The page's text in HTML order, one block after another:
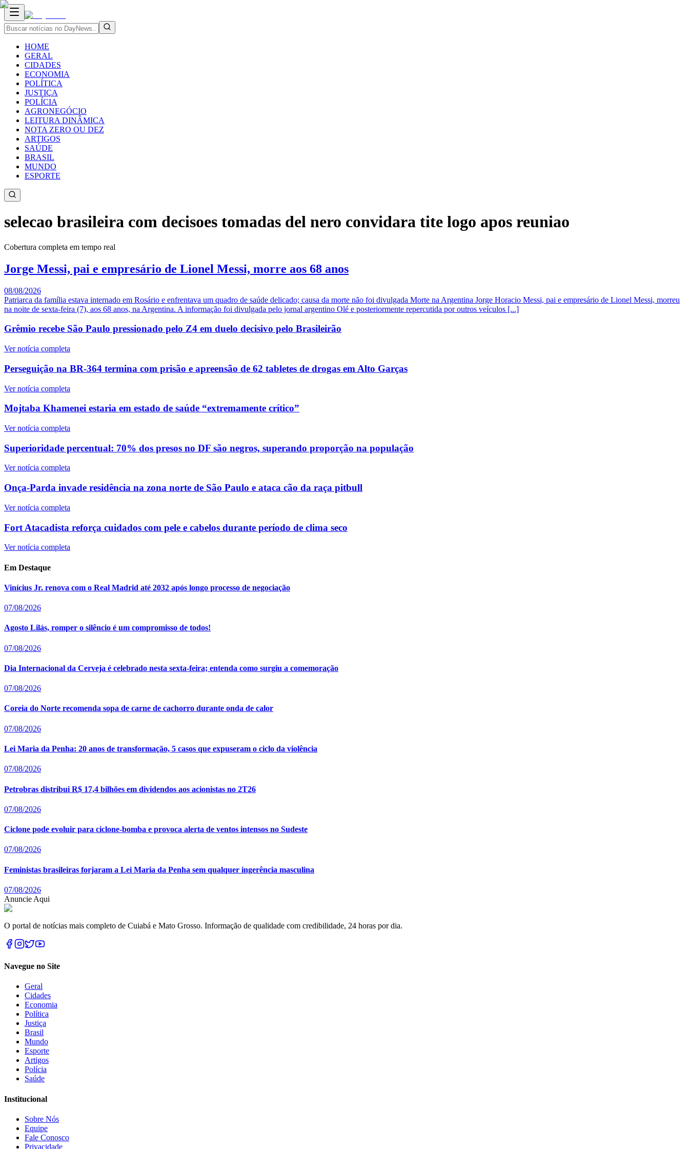
HOME
GERAL
CIDADES
ECONOMIA
POLÍTICA
JUSTIÇA
POLÍCIA
AGRONEGÓCIO
LEITURA DINÂMICA
NOTA ZERO OU DEZ
ARTIGOS
SAÚDE
BRASIL
MUNDO
ESPORTE
selecao brasileira com decisoes tomadas del nero convidara tite logo apos reuniao
Cobertura completa em tempo real
Jorge Messi, pai e empresário de Lionel Messi, morre aos 68 anos
08/08/2026
Patriarca da família estava internado em Rosário e enfrentava um quadro de saúde delicado; causa da morte não foi divulgada Morte na Argentina Jorge Horacio Messi, pai e empresário de Lionel Messi, morreu
na noite de sexta-feira (7), aos 68 anos, na Argentina. A informação foi divulgada pelo jornal argentino Olé e posteriormente repercutida por outros veículos [...]
Grêmio recebe São Paulo pressionado pelo Z4 em duelo decisivo pelo Brasileirão
Ver notícia completa
Perseguição na BR-364 termina com prisão e apreensão de 62 tabletes de drogas em Alto Garças
Ver notícia completa
Mojtaba Khamenei estaria em estado de saúde “extremamente crítico”
Ver notícia completa
Superioridade percentual: 70% dos presos no DF são negros, superando proporção na população
Ver notícia completa
Onça-Parda invade residência na zona norte de São Paulo e ataca cão da raça pitbull
Ver notícia completa
Fort Atacadista reforça cuidados com pele e cabelos durante período de clima seco
Ver notícia completa
Em Destaque
Vinícius Jr. renova com o Real Madrid até 2032 após longo processo de negociação
07/08/2026
Agosto Lilás, romper o silêncio é um compromisso de todos!
07/08/2026
Dia Internacional da Cerveja é celebrado nesta sexta-feira; entenda como surgiu a comemoração
07/08/2026
Coreia do Norte recomenda sopa de carne de cachorro durante onda de calor
07/08/2026
Lei Maria da Penha: 20 anos de transformação, 5 casos que expuseram o ciclo da violência
07/08/2026
Petrobras distribui R$ 17,4 bilhões em dividendos aos acionistas no 2T26
07/08/2026
Ciclone pode evoluir para ciclone-bomba e provoca alerta de ventos intensos no Sudeste
07/08/2026
Feministas brasileiras forjaram a Lei Maria da Penha sem qualquer ingerência masculina
07/08/2026
Anuncie Aqui
O portal de notícias mais completo de Cuiabá e Mato Grosso. Informação de qualidade com credibilidade, 24 horas por dia.
Navegue no Site
Geral
Cidades
Economia
Política
Justiça
Brasil
Mundo
Esporte
Artigos
Polícia
Saúde
Institucional
Sobre Nós
Equipe
Fale Conosco
Privacidade